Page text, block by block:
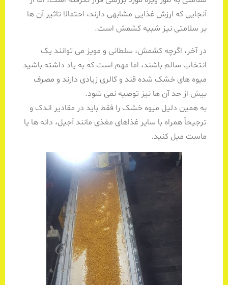
آنجایی که ارزش غذایی مشابهی دارند، احتمالا تاثیر آن ها
بر سلامتی نیز شبیه کشمش است.
در آخر، اگرچه کشمش، سلطانی و مویز می توانند یک
انتخاب سالم باشند، اما مهم است که به یاد داشته باشید
میوه های خشک شده قند و کالری زیادی دارند و مصرف
بیش از حد آن ها نیز توصیه نمی شود.
به همین دلیل میوه خشک را فقط باید در مقادیر اندک و
ترجیحاً همراه با سایر غذاهای مغذی مانند آجیل، دانه ها یا
ماست میل کنید.